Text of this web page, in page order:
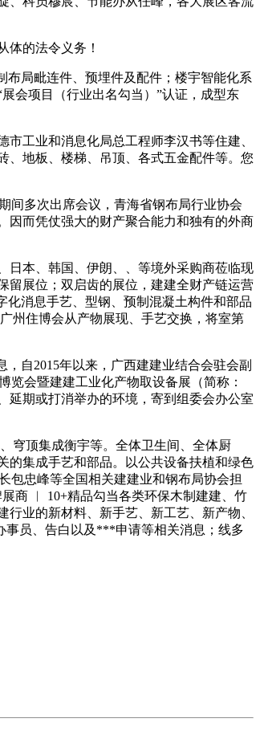
的法令义务！
局毗连件、预埋件及配件；楼宇智能化系
会项目（行业出名勾当）”认证，成型东
工业和消息化局总工程师李汉书等住建、
、地板、楼梯、吊顶、各式五金配件等。您
间多次出席会议，青海省钢布局行业协会
因而凭仗强大的财产聚合能力和独有的外商
本、韩国、伊朗、、等境外采购商莅临现
留展位；双启齿的展位，建建全财产链运营
消息手艺、型钢、预制混凝土构件和部品
州住博会从产物展现、手艺交换，将室第
自2015年以来，广西建建业结合会驻会副
览会暨建建工业化产物取设备展（简称：
延期或打消举办的环境，寄到组委会办公室
穹顶集成衡宇等。全体卫生间、全体厨
的集成手艺和部品。以公共设备扶植和绿色
包忠峰等全国相关建建业和钢布局协会担
商 ︱ 10+精品勾当各类环保木制建建、竹
业的新材料、新手艺、新工艺、新产物、
事员、告白以及***申请等相关消息；线多